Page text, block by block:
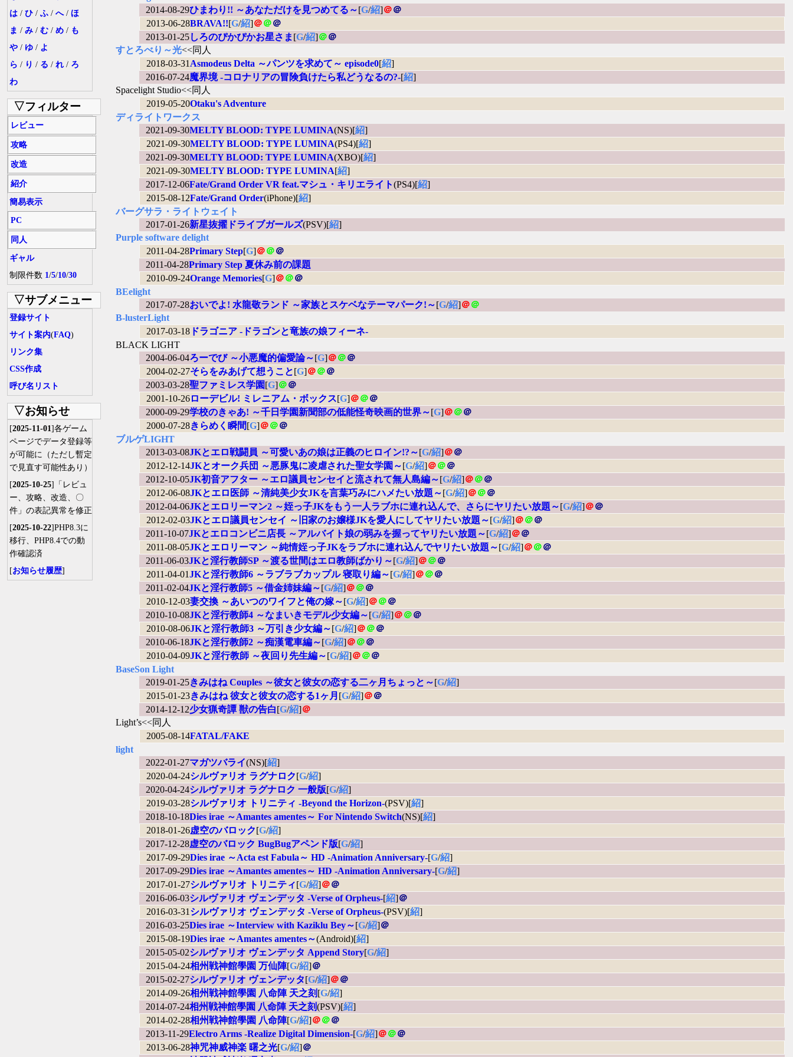
は / ひ / ふ / へ/ ほ
ま / み / む / め / も
や / ゆ / よ
ら / り / る / れ / ろ
わ
▽フィルター
レビュー
攻略
改造
紹介
簡易表示
PC
同人
ギャル
制限件数 1/5/10/30
▽サブメニュー
登録サイト
サイト案内(FAQ)
リンク集
CSS作成
呼び名リスト
▽お知らせ
[2025-11-01]各ゲーム
ページでデータ登録等
が可能に（ただし暫定
で見直す可能性あり）
[2025-10-25]「レビュ
ー、攻略、改造、〇
件」の表記異常を修正
[2025-10-22]PHP8.3に
移行、PHP8.4での動
作確認済
[お知らせ履歴]
2014-08-29ひまわり!! ～あなただけを見つめてる～[G/紹]＠＠
2013-06-28BRAVA!![G/紹]＠＠＠
2013-01-25しろのぴかぴかお星さま [G/紹]＠＠
すとろべり～光<<同人
2018-03-31 Asmodeus Delta ～パンツを求めて～ episode0[紹]
2016-07-24魔界境 -コロナリアの冒険負けたら私どうなるの?-[紹]
Spacelight Studio<<同人
2019-05-20Otaku's Adventure
ディライトワークス
2021-09-30MELTY BLOOD: TYPE LUMINA(NS)[紹]
2021-09-30MELTY BLOOD: TYPE LUMINA(PS4)[紹]
2021-09-30MELTY BLOOD: TYPE LUMINA(XBO)[紹]
2021-09-30MELTY BLOOD: TYPE LUMINA[紹]
2017-12-06Fate/Grand Order VR feat.マシュ・キリエライト(PS4)[紹]
2015-08-12Fate/Grand Order(iPhone)[紹]
バーグサラ・ライトウェイト
2017-01-26新星抜擢ドライブガールズ(PSV)[紹]
Purple software delight
2011-04-28Primary Step[G]＠＠＠
2011-04-28Primary Step 夏休み前の課題
2010-09-24Orange Memories[G]＠＠＠
BEelight
2017-07-28おいでよ! 水龍敬ランド ～家族とスケベなテーマパーク!～[G/紹]＠＠
B-lusterLight
2017-03-18 ドラゴニア -ドラゴンと竜族の娘フィーネ-
BLACK LIGHT
2004-06-04ろーでび ～小悪魔的偏愛論～[G]＠＠＠
2004-02-27そらをみあげて想うこと[G]＠＠＠
2003-03-28聖ファミレス学園[G]＠＠
2001-10-26ローデビル! ミレニアム・ボックス[G]＠＠＠
2000-09-29学校のきゃあ! ～千日学園新聞部の低能怪奇映画的世界～[G]＠＠＠
2000-07-28きらめく瞬間[G]＠＠＠
ブルゲLIGHT
2013-03-08JKとエロ戦闘員 ～可愛いあの娘は正義のヒロイン!?～[G/紹]＠＠
2012-12-14JKとオーク兵団 ～悪豚鬼に凌虐された聖女学園～[G/紹]＠＠＠
2012-10-05JK初音アフター ～エロ議員センセイと流されて無人島編～[G/紹]＠＠＠
2012-06-08JKとエロ医師 ～清純美少女JKを言葉巧みにハメたい放題～[G/紹]＠＠＠
2012-04-06JKとエロリーマン2 ～姪っ子JKをもう一人ラブホに連れ込んで、さらにヤリたい放題～[G/紹]＠＠
2012-02-03JKとエロ議員センセイ ～旧家のお嬢様JKを愛人にしてヤリたい放題～[G/紹]＠＠＠
2011-10-07JKとエロコンビニ店長 ～アルバイト娘の弱みを握ってヤリたい放題～[G/紹]＠＠
2011-08-05JKとエロリーマン ～純情姪っ子JKをラブホに連れ込んでヤリたい放題～[G/紹]＠＠＠
2011-06-03JKと淫行教師SP ～渡る世間はエロ教師ばかり～[G/紹]＠＠＠
2011-04-01JKと淫行教師6 ～ラブラブカップル 寝取り編～[G/紹]＠＠＠
2011-02-04JKと淫行教師5 ～借金姉妹編～[G/紹]＠＠＠
2010-12-03妻交換 ～あいつのワイフと俺の嫁～[G/紹]＠＠＠
2010-10-08JKと淫行教師4 ～なまいきモデル少女編～[G/紹]＠＠＠
2010-08-06JKと淫行教師3 ～万引き少女編～[G/紹]＠＠＠
2010-06-18JKと淫行教師2 ～痴漢電車編～[G/紹]＠＠＠
2010-04-09JKと淫行教師 ～夜回り先生編～[G/紹]＠＠＠
BaseSon Light
2019-01-25きみはね Couples ～彼女と彼女の恋する二ヶ月ちょっと～[G/紹]
2015-01-23きみはね 彼女と彼女の恋する1ヶ月 [G/紹]＠＠
2014-12-12少女猟奇譚 獣の告白[G/紹]＠
Light’s<<同人
2005-08-14FATAL/FAKE
light
2022-01-27マガツバライ(NS)[紹]
2020-04-24シルヴァリオ ラグナロク[G/紹]
2020-04-24シルヴァリオ ラグナロク 一般版[G/紹]
2019-03-28シルヴァリオ トリニティ -Beyond the Horizon-(PSV)[紹]
2018-10-18Dies irae ～Amantes amentes～ For Nintendo Switch(NS)[紹]
2018-01-26虚空のバロック[G/紹]
2017-12-28虚空のバロック BugBugアペンド版[G/紹]
2017-09-29Dies irae ～Acta est Fabula～ HD -Animation Anniversary-[G/紹]
2017-09-29Dies irae ～Amantes amentes～ HD -Animation Anniversary-[G/紹]
2017-01-27シルヴァリオ トリニティ[G/紹]＠＠
2016-06-03シルヴァリオ ヴェンデッタ -Verse of Orpheus-[紹]＠
2016-03-31 シルヴァリオ ヴェンデッタ -Verse of Orpheus-(PSV)[紹]
2016-03-25Dies irae ～Interview with Kaziklu Bey～[G/紹]＠
2015-08-19Dies irae ～Amantes amentes～(Android)[紹]
2015-05-02シルヴァリオ ヴェンデッタ Append Story[G/紹]
2015-04-24相州戦神館學園 万仙陣[G/紹]＠
2015-02-27シルヴァリオ ヴェンデッタ[G/紹]＠＠
2014-09-26相州戦神館學園 八命陣 天之刻 [G/紹]
2014-07-24相州戦神館學園 八命陣 天之刻(PSV)[紹]
2014-02-28相州戦神館學園 八命陣[G/紹]＠＠＠
2013-11-29Electro Arms -Realize Digital Dimension-[G/紹]＠＠＠
2013-06-28神咒神威神楽 曙之光[G/紹]＠